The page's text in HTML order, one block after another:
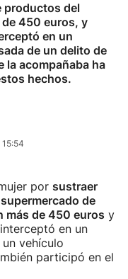
productos del
450 euros, y
en un
de un delito de
la acompañaba ha
hechos.
por sustraer
de
más de 450 euros y
en un
vehículo
participó en el